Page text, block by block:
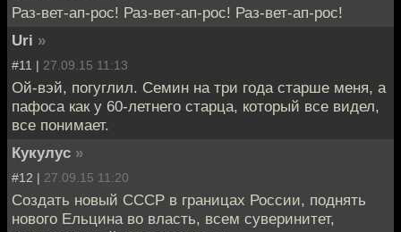
Раз-вет-ап-рос! Раз-вет-ап-рос! Раз-вет-ап-рос!
Uri »
#11 | 27.09.15 11:13
Ой-вэй, погуглил. Семин на три года старше меня, а
пафоса как у 60-летнего старца, который все видел,
все понимает.
Кукулус »
#12 | 27.09.15 11:20
Создать новый СССР в границах России, поднять
нового Ельцина во власть, всем суверинитет,